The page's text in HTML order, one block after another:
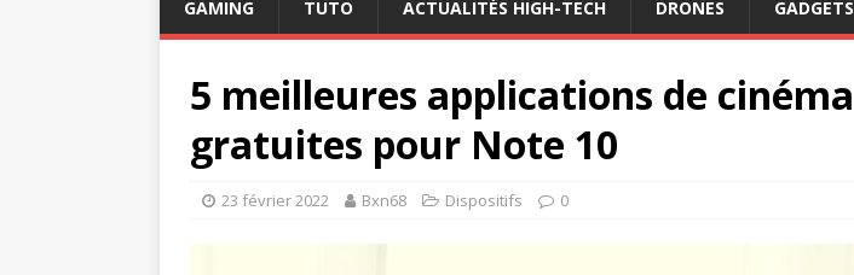
GAMING TUTO ACTUALITÉS HIGH-TECH DRONES GADGETS
5 meilleures applications de cinéma
gratuites pour Note 10
23 février 2022 Bxn68 Dispositifs 0